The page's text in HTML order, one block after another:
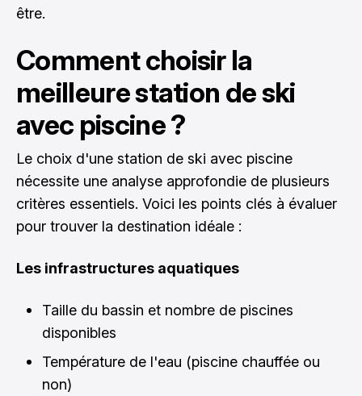
être.
Comment choisir la
meilleure station de ski
avec piscine ?
Le choix d'une station de ski avec piscine
nécessite une analyse approfondie de plusieurs
critères essentiels. Voici les points clés à évaluer
pour trouver la destination idéale :
Les infrastructures aquatiques
Taille du bassin et nombre de piscines
disponibles
Température de l'eau (piscine chauffée ou
non)